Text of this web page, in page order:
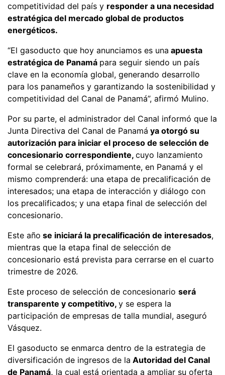
competitividad del país y responder a una necesidad
estratégica del mercado global de productos
energéticos.
“El gasoducto que hoy anunciamos es una apuesta
estratégica de Panamá para seguir siendo un país
clave en la economía global, generando desarrollo
para los panameños y garantizando la sostenibilidad y
competitividad del Canal de Panamá”, afirmó Mulino.
Por su parte, el administrador del Canal informó que la
Junta Directiva del Canal de Panamá ya otorgó su
autorización para iniciar el proceso de selección de
concesionario correspondiente, cuyo lanzamiento
formal se celebrará, próximamente, en Panamá y el
mismo comprenderá: una etapa de precalificación de
interesados; una etapa de interacción y diálogo con
los precalificados; y una etapa final de selección del
concesionario.
Este año se iniciará la precalificación de interesados,
mientras que la etapa final de selección de
concesionario está prevista para cerrarse en el cuarto
trimestre de 2026.
Este proceso de selección de concesionario será
transparente y competitivo, y se espera la
participación de empresas de talla mundial, aseguró
Vásquez.
El gasoducto se enmarca dentro de la estrategia de
diversificación de ingresos de la Autoridad del Canal
de Panamá, la cual está orientada a ampliar su oferta